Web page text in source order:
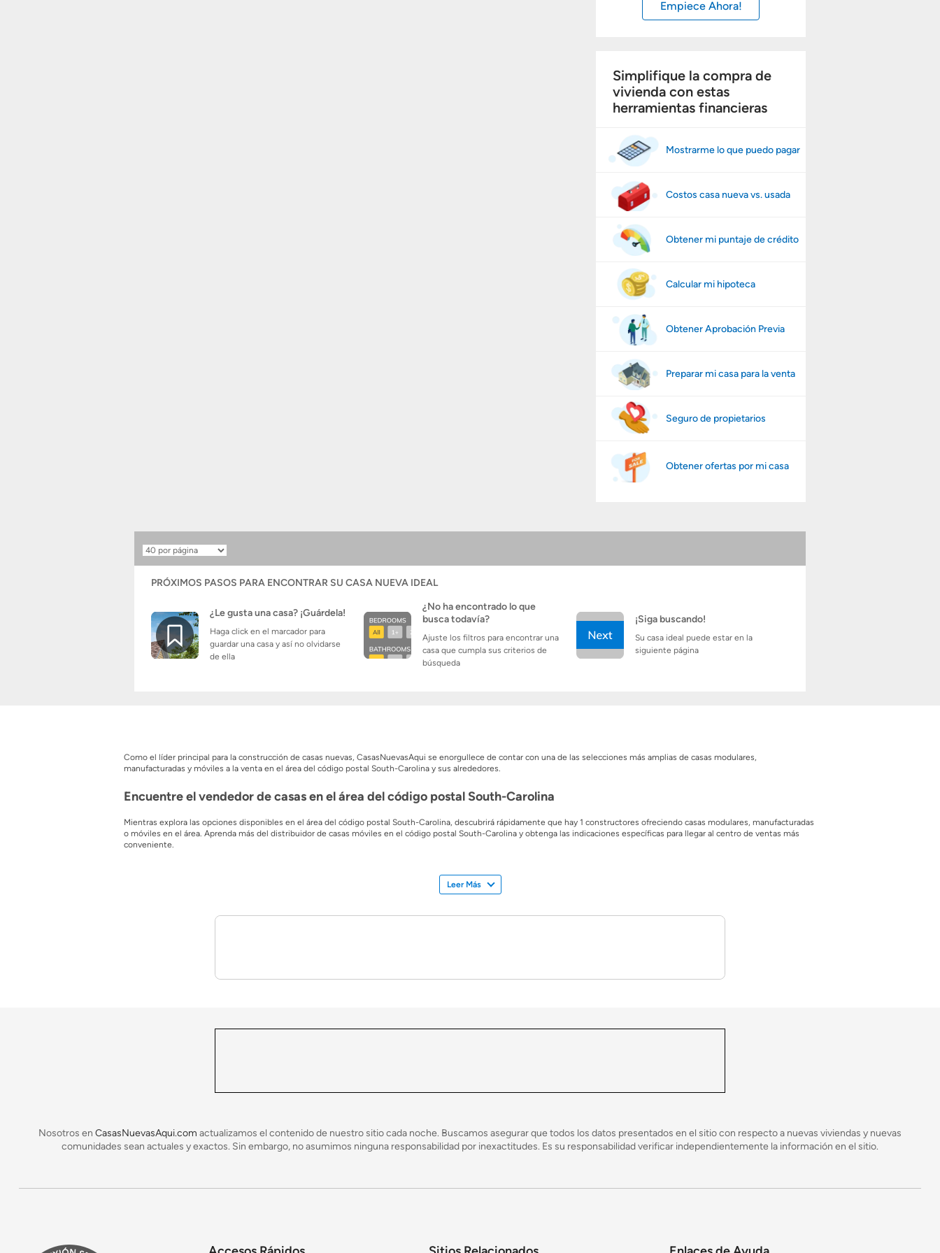
Empiece Ahora!
Simplifique la compra de
vivienda con estas
herramientas financieras
Mostrarme lo que puedo pagar
Costos casa nueva vs. usada
Obtener mi puntaje de crédito
Calcular mi hipoteca
Obtener Aprobación Previa
Preparar mi casa para la venta
Seguro de propietarios
Obtener ofertas por mi casa
Resultados
por
página
PRÓXIMOS PASOS PARA ENCONTRAR SU CASA NUEVA IDEAL
¿Le gusta una casa? ¡Guárdela!
Haga click en el marcador para
guardar una casa y así no olvidarse
de ella
¿No ha encontrado lo que
busca todavía?
Ajuste los filtros para encontrar una
casa que cumpla sus criterios de
búsqueda
¡Siga buscando!
Su casa ideal puede estar en la
siguiente página
Como el líder principal para la construcción de casas nuevas, CasasNuevasAqui se enorgullece de contar con una de las selecciones más amplias de casas modulares,
manufacturadas y móviles a la venta en el área del código postal South-Carolina y sus alrededores.
Encuentre el vendedor de casas en el área del código postal South-Carolina
Mientras explora las opciones disponibles en el área del código postal South-Carolina, descubrirá rápidamente que hay 1 constructores ofreciendo casas modulares, manufacturadas
o móviles en el área. Aprenda más del distribuidor de casas móviles en el código postal South-Carolina y obtenga las indicaciones específicas para llegar al centro de ventas más
conveniente.
encontrará algunos planos de planta que cuentan con hasta 0 habitaciones! Una de las mejores cosas de comprar una casa modular es el precio. Con un precio inicial de solo $ $, el
mercado de código postal South-Carolina es uno de los mejores lugares para invertir y construir una casa modular. Descargue los folletos gratuitos de todos los planos que llamen
Leer Más
Nosotros en CasasNuevasAqui.com actualizamos el contenido de nuestro sitio cada noche. Buscamos asegurar que todos los datos presentados en el sitio con respecto a nuevas viviendas y nuevas
comunidades sean actuales y exactos. Sin embargo, no asumimos ninguna responsabilidad por inexactitudes. Es su responsabilidad verificar independientemente la información en el sitio.